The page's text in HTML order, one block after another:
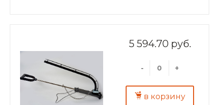
5 594.70 руб.
- +
в корзину